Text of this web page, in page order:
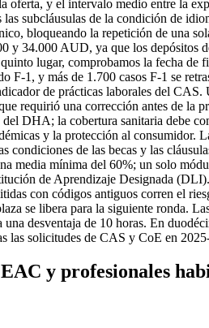
oferta, y el intervalo medio entre la
subcláusulas de la condición de
bloqueando la repetición de una
y 34.000 AUD, ya que los
lugar, comprobamos la fecha
1, y más de 1.700 casos F-1 se
de prácticas laborales del
requirió una corrección antes de
DHA; la cobertura sanitaria debe
y la protección al consumidor.
de las becas y las
media mínima del 60%; un solo
de Aprendizaje Designada
con códigos antiguos corren el
se libera para la siguiente ronda.
desventaja de 10 horas. En
solicitudes de CAS y CoE en
y profesionales